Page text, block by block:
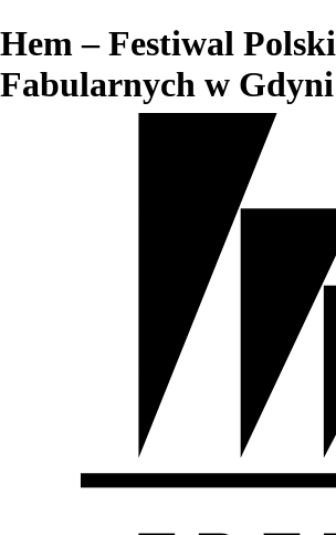
Hem – Festiwal
Fabularnych w Gdyni